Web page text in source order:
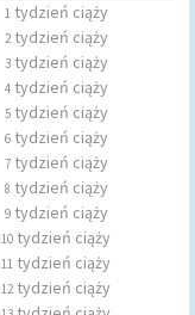
1tydzień ciąży
2tydzień ciąży
3tydzień ciąży
4tydzień ciąży
5tydzień ciąży
6tydzień ciąży
7tydzień ciąży
8 tydzień ciąży
9tydzień ciąży
10 tydzień ciąży
11 tydzień ciąży
12tydzień ciąży